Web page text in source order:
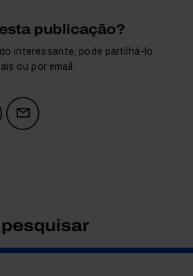
publicação?
interessante, pode partilhá-lo
ou por email.